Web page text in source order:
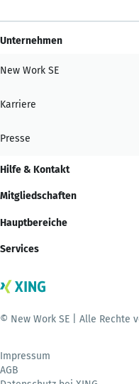
Unternehmen
New Work SE
Karriere
Presse
Hilfe & Kontakt
Mitgliedschaften
Hauptbereiche
Services
© New Work SE | Alle Rechte
Impressum
AGB